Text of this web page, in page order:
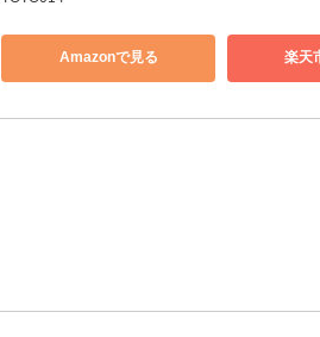
Amazonで見る 楽天